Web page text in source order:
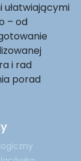
ułatwiającymi
– od
i rad
porad